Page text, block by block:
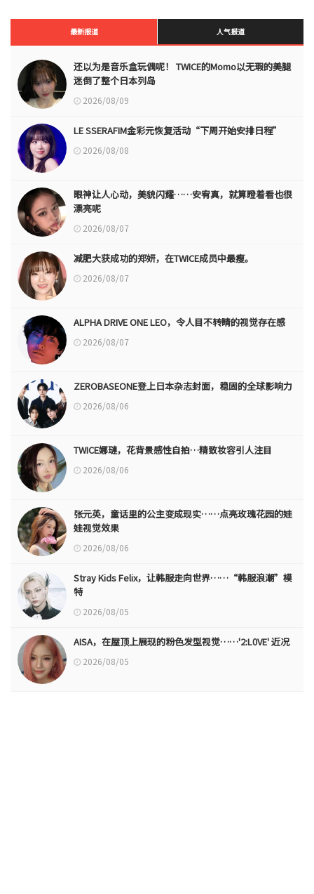
最新报道 人气报道
还以为是音乐盒玩偶呢！ TWICE的Momo以无瑕的美腿
迷倒了整个日本列岛
2026/08/09
LE SSERAFIM金彩元恢复活动“下周开始安排日程”
2026/08/08
眼神让人心动，美貌闪耀……安宥真，就算瞪着看也很
漂亮呢
2026/08/07
减肥大获成功的郑妍，在TWICE成员中最瘦。
2026/08/07
ALPHA DRIVE ONE LEO，令人目不转睛的视觉存在感
2026/08/07
ZEROBASEONE登上日本杂志封面，稳固的全球影响力
2026/08/06
TWICE娜璉，花背景感性自拍…精致妆容引人注目
2026/08/06
张元英，童话里的公主变成现实……点亮玫瑰花园的娃
娃视觉效果
2026/08/06
Stray Kids Felix，让韩服走向世界……“韩服浪潮”模
特
2026/08/05
AISA，在屋顶上展现的粉色发型视觉……'2:L0VE' 近况
2026/08/05